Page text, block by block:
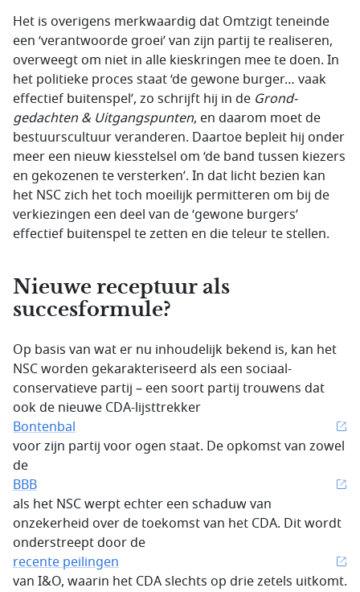
Het is overigens merkwaardig dat Omtzigt teneinde
een ‘verantwoorde groei’ van zijn partij te realise­ren,
overweegt om niet in alle kieskringen mee te doen. In
het politieke proces staat ‘de gewone burger… vaak
effectief buitenspel’, zo schrijft hij in de Grond­
gedachten & Uitgangspunten, en daarom moet de
bestuurscultuur veranderen. Daartoe bepleit hij onder
meer een nieuw kiesstelsel om ‘de band tussen kiezers
en gekozenen te versterken’. In dat licht bezien kan
het NSC zich het toch moeilijk permitteren om bij de
verkiezingen een deel van de ‘gewone burgers’
effectief buitenspel te zetten en die teleur te stellen.
Nieuwe receptuur als
succesformule?
Op basis van wat er nu inhoudelijk bekend is, kan het
NSC worden gekarakteriseerd als een sociaal-
conservatieve partij – een soort partij trouwens dat
ook de nieuwe CDA-lijsttrekker
Bon­ten­bal
voor zijn partij voor ogen staat. De opkomst van zowel
de
BBB
als het NSC werpt echter een schaduw van
onzekerheid over de toekomst van het CDA. Dit wordt
onderstreept door de
recente peilingen
van I&O, waarin het CDA slechts op drie zetels uitkomt.